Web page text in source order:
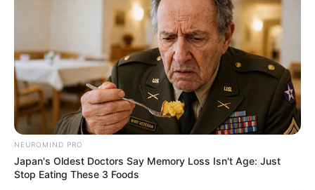
Tak bisa ku tertidur lagi
Melayang pikirku tak pasti
Dialog dini hari
Resah gelisah mengiringi
Berharap ada yang mengerti
Berharap kau ada di sini
Tenang, tenang yang tak kunjung datang
Menanti-nanti cahaya-Mu, beri aku petunjuk-Mu
NEUROMIND PRO
Japan's Oldest Doctors Say Memory Loss Isn't Age: Just
Stop Eating These 3 Foods